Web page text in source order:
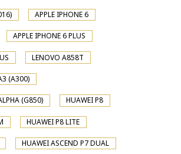
APPLE IPHONE 6
APPLE IPHONE 6 PLUS
LENOVO A858T
(A300)
(G850) HUAWEI P8
HUAWEI P8 LITE
HUAWEI ASCEND P7 DUAL